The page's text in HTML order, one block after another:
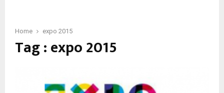
Home expo 2015
Tag : expo 2015